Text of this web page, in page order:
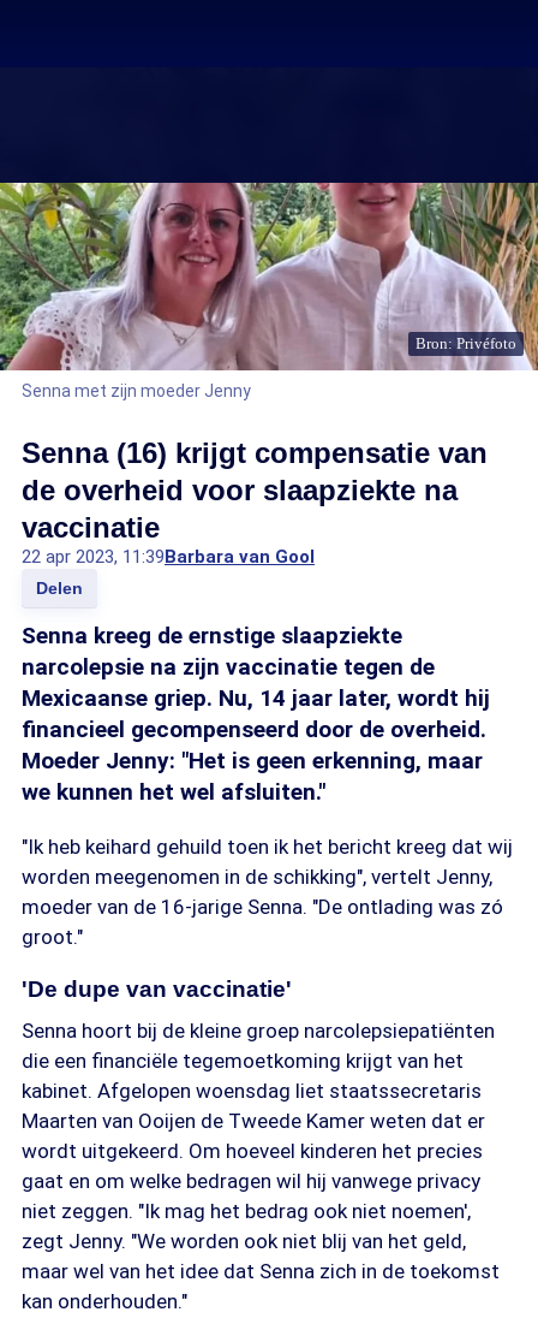
Bron: Privéfoto
Senna met zijn moeder Jenny
Senna (16) krijgt compensatie van
de overheid voor slaapziekte na
vaccinatie
22 apr 2023, 11:39Barbara van Gool
Delen
Senna kreeg de ernstige slaapziekte
narcolepsie na zijn vaccinatie tegen de
Mexicaanse griep. Nu, 14 jaar later, wordt hij
financieel gecompenseerd door de overheid.
Moeder Jenny: "Het is geen erkenning, maar
we kunnen het wel afsluiten."
"Ik heb keihard gehuild toen ik het bericht kreeg dat wij
worden meegenomen in de schikking", vertelt Jenny,
moeder van de 16-jarige Senna. "De ontlading was zó
groot."
'De dupe van vaccinatie'
Senna hoort bij de kleine groep narcolepsiepatiënten
die een financiële tegemoetkoming krijgt van het
kabinet. Afgelopen woensdag liet staatssecretaris
Maarten van Ooijen de Tweede Kamer weten dat er
wordt uitgekeerd. Om hoeveel kinderen het precies
gaat en om welke bedragen wil hij vanwege privacy
niet zeggen. "Ik mag het bedrag ook niet noemen',
zegt Jenny. "We worden ook niet blij van het geld,
maar wel van het idee dat Senna zich in de toekomst
kan onderhouden."